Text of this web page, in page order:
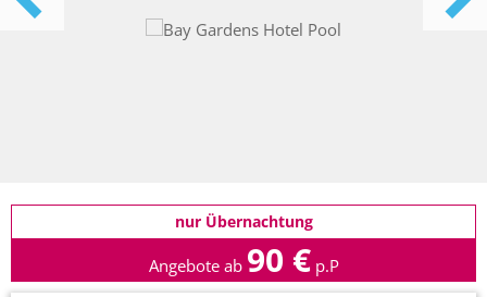
nur Übernachtung
Angebote ab 90 € p.P